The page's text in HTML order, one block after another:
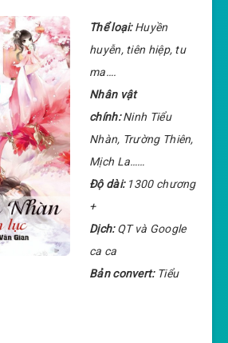
Thể loại:Huyền
huyễn, tiên hiệp, tu
ma….
Nhân vật
chính:Ninh Tiểu
Nhàn, Trường Thiên,
Mịch La……
Độ dài:1300 chương
+
Dịch:QT và Google
ca ca
Bản convert: Tiểu